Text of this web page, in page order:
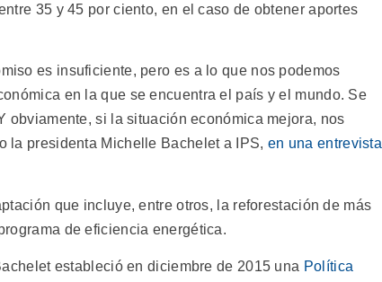
35 y 45 por ciento, en el caso de obtener aportes
es insuficiente, pero es a lo que nos podemos
en la que se encuentra el país y el mundo. Se
obviamente, si la situación económica mejora, nos
la presidenta Michelle Bachelet a IPS, en una entrevista
que incluye, entre otros, la reforestación de más
de eficiencia energética.
estableció en diciembre de 2015 una Política